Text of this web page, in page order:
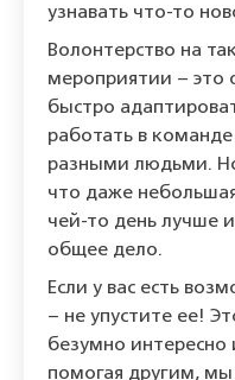
узнавать что-то
Волонтерство на
мероприятии – это
быстро
работать в
разными людьми.
что даже
чей-то день лучше
общее дело.
Если у вас есть
– не упустите ее!
безумно
помогая другим, мы